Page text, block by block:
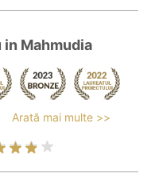
in Mahmudia
Arată mai multe >>